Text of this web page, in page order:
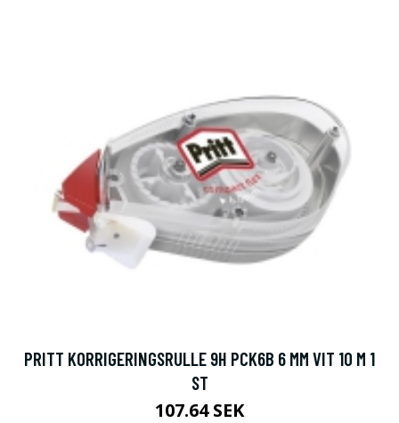
PRITT KORRIGERINGSRULLE 9H PCK6B 6 MM VIT 10 M 1
ST
107.64 SEK